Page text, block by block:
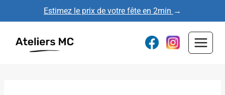
au
contenu
Estimez le prix de votre fête en 2min →